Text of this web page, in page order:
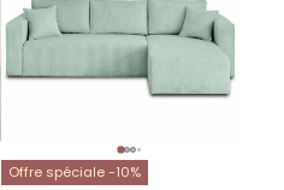
Offre spéciale -10%